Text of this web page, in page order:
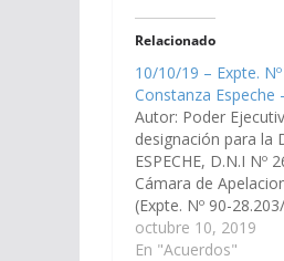
Relacionado
10/10/19 – Expte.
Constanza Espeche
Autor: Poder
designación para la
ESPECHE, D.N.I Nº
Cámara de
(Expte. Nº 90-
Acuerdos y
octubre 10, 2019
En "Acuerdos"